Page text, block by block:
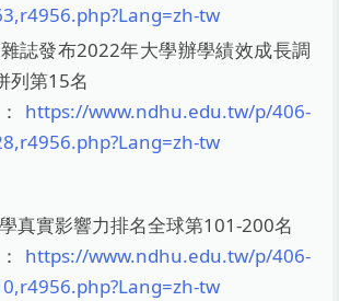
tw
雜誌發布2022年大學辦學績效成長調
列第15名
https://www.ndhu.edu.tw/p/406-
tw
真實影響力排名全球第101-200名
https://www.ndhu.edu.tw/p/406-
tw